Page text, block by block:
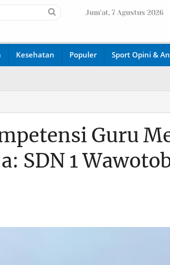
Jum'at, 7 Agustus 2026
Kesehatan Populer Sport Opini &
Guru
SDN 1